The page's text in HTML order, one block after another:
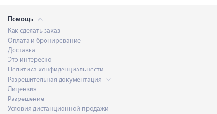
Помощь
Как сделать заказ
Оплата и бронирование
Доставка
Это интересно
Политика конфиденциальности
Разрешительная документация
Лицензия
Разрешение
Условия дистанционной продажи